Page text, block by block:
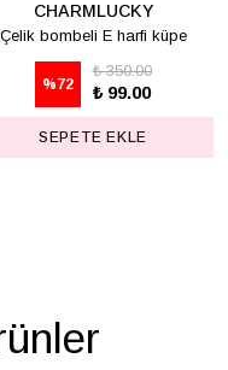
CHARMLUCKY
Çelik bombeli E harfi küpe
%72
₺ 350.00
₺ 99.00
SEPETE EKLE